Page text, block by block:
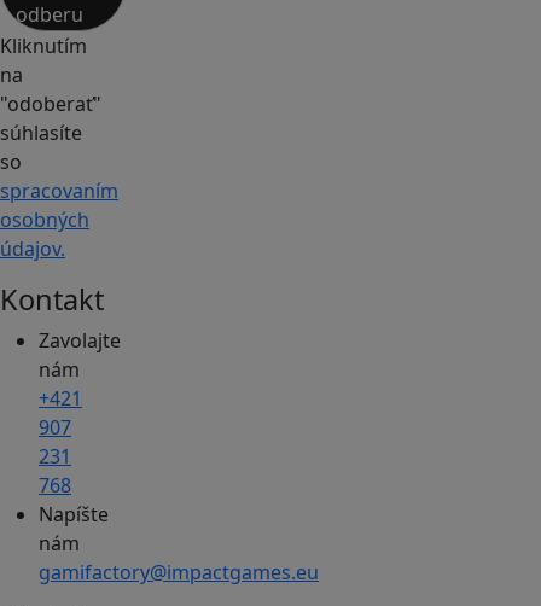
odberu
Kliknutím
na
"odoberať"
súhlasíte
so
spracovaním
osobných
údajov.
Kontakt
Zavolajte
nám
+421
907
231
768
Napíšte
nám
gamifactory@impactgames.eu